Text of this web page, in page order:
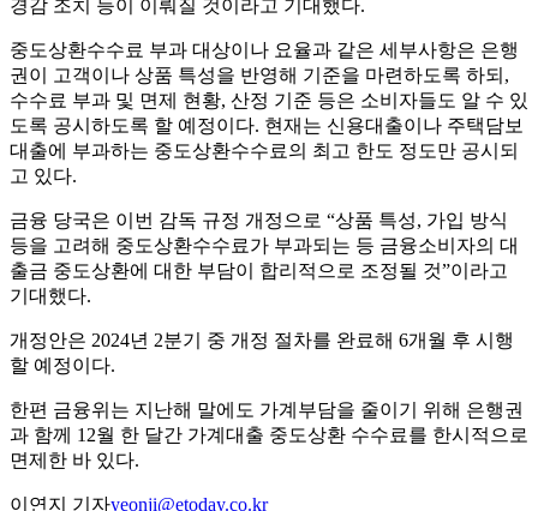
경감 조치 등이 이뤄질 것이라고 기대했다.
중도상환수수료 부과 대상이나 요율과 같은 세부사항은 은행
권이 고객이나 상품 특성을 반영해 기준을 마련하도록 하되,
수수료 부과 및 면제 현황, 산정 기준 등은 소비자들도 알 수 있
도록 공시하도록 할 예정이다. 현재는 신용대출이나 주택담보
대출에 부과하는 중도상환수수료의 최고 한도 정도만 공시되
고 있다.
금융 당국은 이번 감독 규정 개정으로 “상품 특성, 가입 방식
등을 고려해 중도상환수수료가 부과되는 등 금융소비자의 대
출금 중도상환에 대한 부담이 합리적으로 조정될 것”이라고
기대했다.
개정안은 2024년 2분기 중 개정 절차를 완료해 6개월 후 시행
할 예정이다.
한편 금융위는 지난해 말에도 가계부담을 줄이기 위해 은행권
과 함께 12월 한 달간 가계대출 중도상환 수수료를 한시적으로
면제한 바 있다.
이연지 기자yeonji@etoday.co.kr